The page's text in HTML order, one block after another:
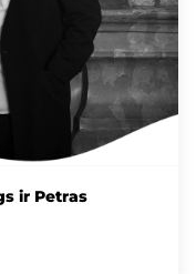
ir Petras